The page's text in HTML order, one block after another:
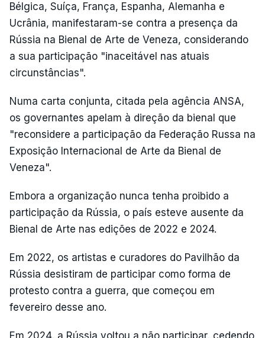
Bélgica, Suíça, França, Espanha, Alemanha e
Ucrânia, manifestaram-se contra a presença da
Rússia na Bienal de Arte de Veneza, considerando
a sua participação "inaceitável nas atuais
circunstâncias".
Numa carta conjunta, citada pela agência ANSA,
os governantes apelam à direção da bienal que
"reconsidere a participação da Federação Russa na
Exposição Internacional de Arte da Bienal de
Veneza".
Embora a organização nunca tenha proibido a
participação da Rússia, o país esteve ausente da
Bienal de Arte nas edições de 2022 e 2024.
Em 2022, os artistas e curadores do Pavilhão da
Rússia desistiram de participar como forma de
protesto contra a guerra, que começou em
fevereiro desse ano.
Em 2024, a Rússia voltou a não participar, cedendo